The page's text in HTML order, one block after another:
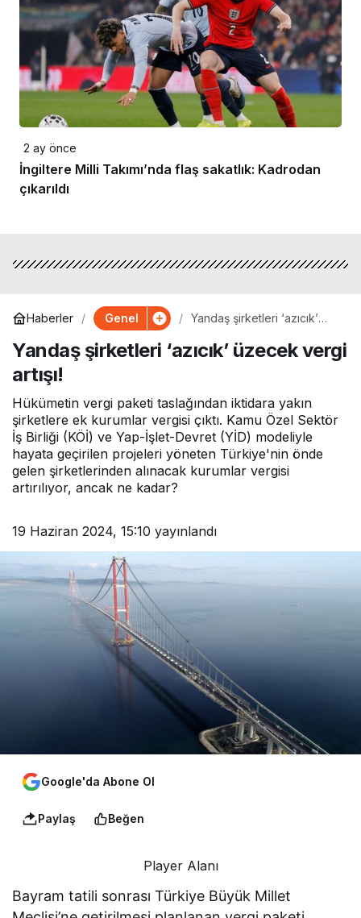
2 ay önce
İngiltere Milli Takımı’nda flaş sakatlık: Kadrodan
çıkarıldı
Haberler Genel
Yandaş şirketleri ‘azıcık’
Yandaş şirketleri ‘azıcık’ üzecek vergi
artışı!
Hükümetin vergi paketi taslağından iktidara yakın
şirketlere ek kurumlar vergisi çıktı. Kamu Özel Sektör
İş Birliği (KÖİ) ve Yap-İşlet-Devret (YİD) modeliyle
hayata geçirilen projeleri yöneten Türkiye'nin önde
gelen şirketlerinden alınacak kurumlar vergisi
artırılıyor, ancak ne kadar?
19 Haziran 2024, 15:10 yayınlandı
Google'da Abone Ol
Paylaş Beğen
Player Alanı
Bayram tatili sonrası Türkiye Büyük Millet